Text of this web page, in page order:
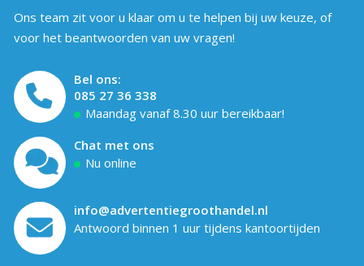
Ons team zit voor u klaar om u te helpen bij uw keuze, of
voor het beantwoorden van uw vragen!
Bel ons:
085 27 36 338
Maandag vanaf 8.30 uur bereikbaar!
Chat met ons
Nu online
info@advertentiegroothandel.nl
Antwoord binnen 1 uur tijdens kantoortijden